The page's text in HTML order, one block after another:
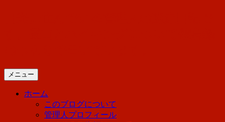
メニュー
ホーム
このブログについて
管理人プロフィール